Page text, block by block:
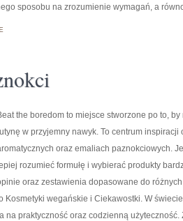
sposobu na zrozumienie wymagań, a
the boredom to miejsce stworzone po to,
w przyjemny nawyk. To centrum
oraz emaliach paznokciowych.
rozumieć formułę i wybierać produkty
oraz zestawienia dopasowane do
Kosmetyki wegańskie i Ciekawostki. W
na praktyczność oraz codzienną użyteczność.